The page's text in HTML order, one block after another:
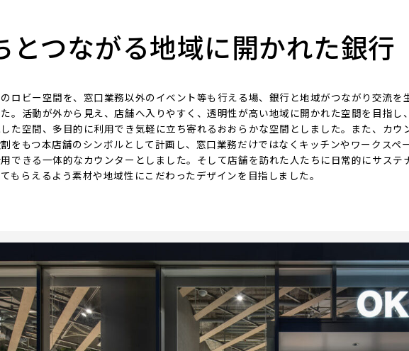
とつながる地域に開かれた銀行
ロビー空間を、窓口業務以外のイベント等も行える場、銀行と地域がつながり交流を
。活動が外から見え、店舗へ入りやすく、透明性が高い地域に開かれた空間を目指し
た空間、多目的に利用でき気軽に立ち寄れるおおらかな空間としました。また、カウ
をもつ本店舗のシンボルとして計画し、窓口業務だけではなくキッチンやワークスペ
できる一体的なカウンターとしました。そして店舗を訪れた人たちに日常的にサステ
もらえるよう素材や地域性にこだわったデザインを目指しました。